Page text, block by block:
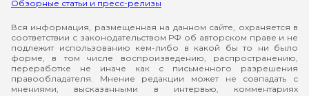
Обзорные статьи и пресс-релизы
Вся информация, размещенная на данном сайте, охраняется в
соответствии с законодательством РФ об авторском праве и не
подлежит использованию кем-либо в какой бы то ни было
форме, в том числе воспроизведению, распространению,
переработке не иначе как с письменного разрешения
правообладателя. Мнение редакции может не совпадать с
мнениями, высказанными в интервью, комментариях